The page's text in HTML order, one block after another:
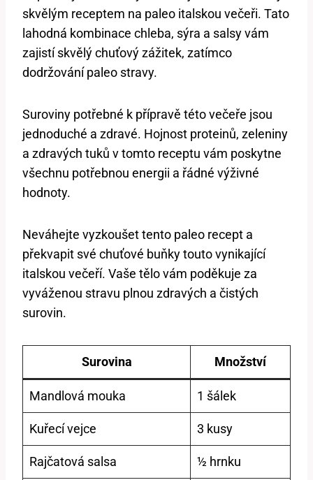
skvělým receptem na paleo italskou večeři. Tato
lahodná kombinace chleba, sýra a salsy vám
zajistí skvělý chuťový zážitek, zatímco
dodržování paleo stravy.
Suroviny potřebné k přípravě této večeře jsou
jednoduché a zdravé. Hojnost proteinů, zeleniny
a zdravých tuků v tomto receptu vám poskytne
všechnu potřebnou energii a řádné výživné
hodnoty.
Neváhejte vyzkoušet tento paleo recept a
překvapit své chuťové buňky touto vynikající
italskou večeří. Vaše tělo vám poděkuje za
vyváženou stravu plnou zdravých a čistých
surovin.
Surovina Množství
Mandlová mouka 1 šálek
Kuřecí vejce 3 kusy
Rajčatová salsa ½ hrnku